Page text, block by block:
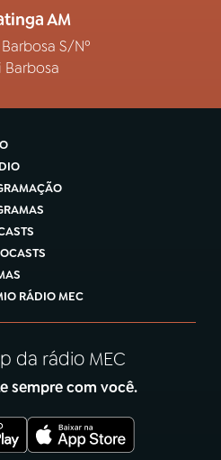
AM
S/Nº
Barbosa
RÁDIO MEC
da rádio MEC
sempre com você.